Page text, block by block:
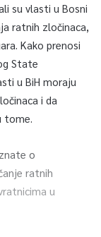
su vlasti u Bosni
ratnih zločinaca,
Kako prenosi
State
u BiH moraju
i da
tome.
o
ratnih
u